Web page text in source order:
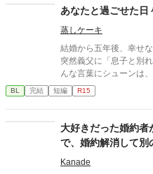
たと知る。 「戻ってきてくれ」 今さら必死に追いかけてくる玲
司。 だが湊の隣には、自分を支え続けてくれた医師のα・神崎伊
織がいた。 「あなたは俺を捨てたでしょう」 後悔に苦しむα、執
着する第二のα、そして希少Ωを巡
くないΩが最後に選ぶ相手とは――。 捨
速する、すれ違いオメ
あなたと過ごせた日
蒸しケーキ
結婚から五年後、幸せ
突然義父に「息子と別
んな言葉にシューンは
た。そして、夫である
インスがそう簡単にシ
BL 完結 短編 R15
大好きだった婚約者
で、婚約解消して別
Kanade